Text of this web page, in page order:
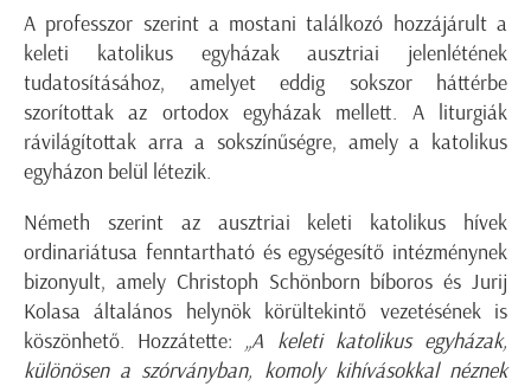
A professzor szerint a mostani találkozó hozzájárult a
keleti katolikus egyházak ausztriai jelenlétének
tudatosításához, amelyet eddig sokszor háttérbe
szorítottak az ortodox egyházak mellett. A liturgiák
rávilágítottak arra a sokszínűségre, amely a katolikus
egyházon belül létezik.
Németh szerint az ausztriai keleti katolikus hívek
ordinariátusa fenntartható és egységesítő intézménynek
bizonyult, amely Christoph Schönborn bíboros és Jurij
Kolasa általános helynök körültekintő vezetésének is
köszönhető. Hozzátette: „A keleti katolikus egyházak,
különösen a szórványban, komoly kihívásokkal néznek